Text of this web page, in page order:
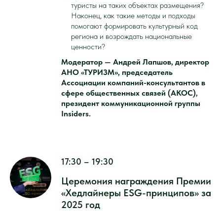
туристы на таких объектах размещения?
Наконец, как такие методы и подходы
помогают формировать культурный код
региона и возрождать национальные
ценности?
Модератор — Андрей Лапшов, директор
АНО «ТУРИЗМ», председатель
Ассоциации компаний-консультантов в
сфере общественных связей (АКОС),
президент коммуникационной группы
Insiders.
17:30 – 19:30
Церемония награждения Премии
«Хедлайнеры ESG-принципов» за
2025 год